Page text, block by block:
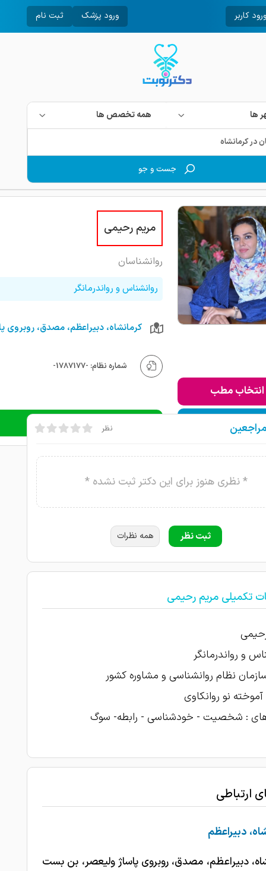
ورود کاربر ورود پزشک ثبت نام
ها همه تخصص ها
جست و جو
انتخاب مطب
به لیست من
مریم رحیمی
روانشناسان
روانشناس و رواندرمانگر
شماره نظام: -1787177-
دریافت نوبت تلفنی نظر
* نظری هنوز برای این دکتر ثبت نشده *
ثبت نظر همه نظرات
تکمیلی مریم رحیمی
و رواندرمانگر
نظام روانشناسی و مشاوره کشور
نو روانکاوی
: شخصیت - خودشناسی - رابطه- سوگ
ارتباطی
دبیراعظم
دبیراعظم، مصدق، روبروی پاساژ ولیعصر، بن بست